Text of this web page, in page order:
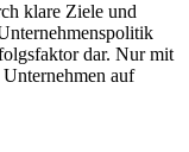
klare Ziele und
dar. Nur mit
auf